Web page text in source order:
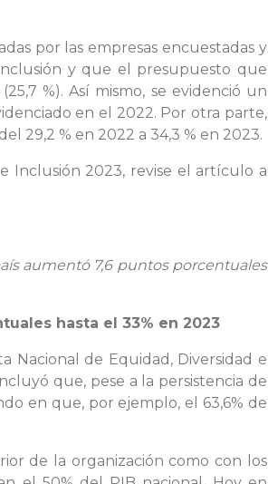
por las empresas encuestadas y
y que el presupuesto que
%). Así mismo, se evidenció un
en el 2022. Por otra parte,
29,2 % en 2022 a 34,3 % en 2023.
Inclusión 2023, revise el artículo a
aumentó 7,6 puntos porcentuales
hasta el 33% en 2023
Nacional de Equidad, Diversidad e
que, pese a la persistencia de
en que, por ejemplo, el 63,6% de
de la organización como con los